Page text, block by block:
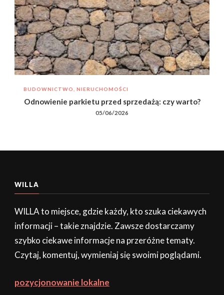
BUDOWNICTWO, NIERUCHOMOŚCI
Odnowienie parkietu przed sprzedażą: czy warto?
05/06/2026
WILLA
WILLA to miejsce, gdzie każdy, kto szuka ciekawych
informacji – takie znajdzie. Zawsze dostarczamy
szybko ciekawe informacje na przeróżne tematy.
Czytaj, komentuj, wymieniaj się swoimi poglądami.
pozycjonowanie lokalne